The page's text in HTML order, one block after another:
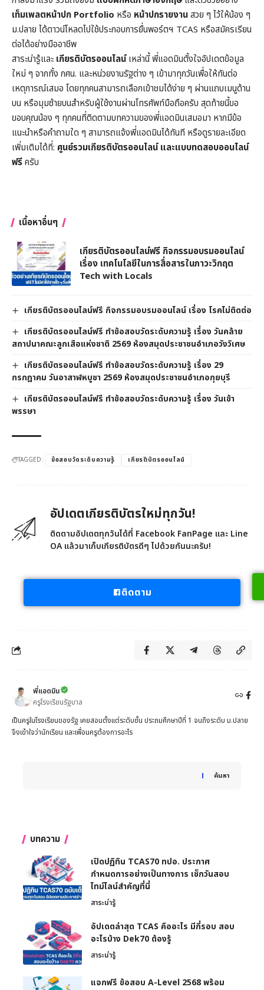
เท็มเพลตหน้าปก Portfolio หรือ หน้าปกรายงานสวย ๆ ไว้ให้น้อง ๆ
ม.ปลาย ได้ดาวน์โหลดไปใช้ประกอบการยื่นพอร์ตฯ TCAS หรือสมัครเรียน
ต่อได้อย่างมืออาชีพ
สาระน่ารู้และ เกียรติบัตรออนไลน์เหล่านี้ พี่แอดมินตั้งใจอัปเดตข้อมูล
ใหม่ ๆ จากทั้ง กศน. และหน่วยงานรัฐต่าง ๆ เข้ามาทุกวันเพื่อให้ทันต่อ
เหตุการณ์เสมอ โดยทุกคนสามารถเลือกเข้าชมได้ง่าย ๆ ผ่านแถบเมนูด้าน
บน หรือมุมซ้ายบนสำหรับผู้ใช้งานผ่านโทรศัพท์มือถือครับ สุดท้ายนี้ขอ
ขอบคุณน้อง ๆ ทุกคนที่ติดตามบทความของพี่แอดมินเสมอมา หากมีข้อ
แนะนำหรือคำถามใด ๆ สามารถแจ้งพี่แอดมินได้ทันที หรือดูรายละเอียด
เพิ่มเติมได้ที่: ศูนย์รวมเกียรติบัตรออนไลน์ และแบบทดสอบออนไลน์
ฟรีครับ
เนื้อหาอื่นๆ
เกียรติบัตรออนไลน์ฟรี กิจกรรมอบรมออนไลน์
เรื่อง เทคโนโลยีในการสื่อสารในภาวะวิกฤต
Tech with Locals
เกียรติบัตรออนไลน์ฟรี กิจกรรมอบรมออนไลน์ เรื่อง โรคไม่ติดต่อ
เกียรติบัตรออนไลน์ฟรี ทำข้อสอบวัดระดับความรู้ เรื่อง วันคล้าย
สถาปนาคณะลูกเสือแห่งชาติ 2569 ห้องสมุดประชาชนอำเภอวังวิเศษ
เกียรติบัตรออนไลน์ฟรี ทำข้อสอบวัดระดับความรู้ เรื่อง 29
กรกฎาคม วันอาสาฬหบูชา 2569 ห้องสมุดประชาชนอำเภอกุยบุรี
เกียรติบัตรออนไลน์ฟรี ทำข้อสอบวัดระดับความรู้ เรื่อง วันเข้า
พรรษา
TAGGED: ข้อสอบวัดระดับความรู้ เกียรติบัตรออนไลน์
อัปเดตเกียรติบัตรใหม่ทุกวัน!
ติดตามอัปเดตทุกวันได้ที่ Facebook FanPage และ Line
OA แล้วมาเก็บเกียรติบัตรดีๆ ไปด้วยกันนะครับ!
ติดตาม
พี่แอดมิน
ครูโรงเรียนรัฐบาล
เป็นครูในโรงเรียนของรัฐ เคยสอนตั้งแต่ระดับชั้น ประถมศึกษาปีที่ 1 จนถึงระดับ ม.ปลาย
จึงเข้าใจว่านักเรียน และเพื่อนครูต้องการอะไร
ค้นหา
When autocomplete results are available use up and
บทความ
เปิดปฏิทิน TCAS70 ทปอ. ประกาศ
กำหนดการอย่างเป็นทางการ เช็กวันสอบ
ไทม์ไลน์สำคัญที่นี่
สาระน่ารู้
อัปเดตล่าสุด TCAS คืออะไร มีกี่รอบ สอบ
อะไรบ้าง Dek70 ต้องรู้
สาระน่ารู้
แจกฟรี ข้อสอบ A-Level 2568 พร้อม